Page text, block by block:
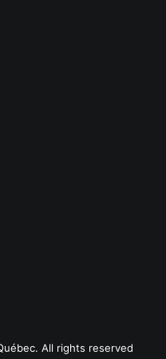
All rights reserved